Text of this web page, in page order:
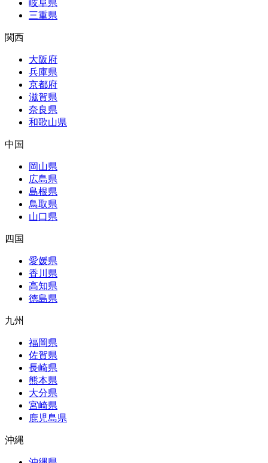
岐阜県
三重県
関西
大阪府
兵庫県
京都府
滋賀県
奈良県
和歌山県
中国
岡山県
広島県
島根県
鳥取県
山口県
四国
愛媛県
香川県
高知県
徳島県
九州
福岡県
佐賀県
長崎県
熊本県
大分県
宮崎県
鹿児島県
沖縄